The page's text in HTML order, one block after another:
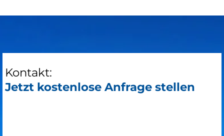
Kontakt:
Jetzt kostenlose Anfrage stellen